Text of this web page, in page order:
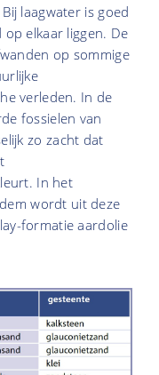
laagwater is goed
elkaar liggen. De
op sommige
verleden. In de
fossielen van
zo zacht dat
In het
wordt uit deze
formatie aardolie